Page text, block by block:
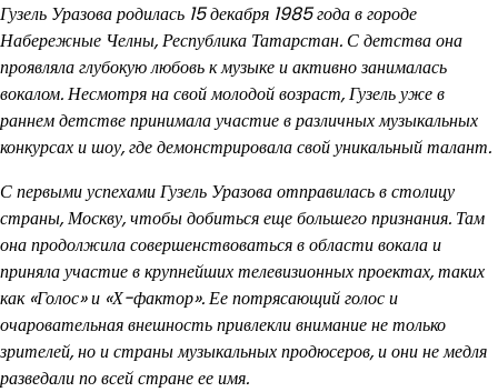
Гузель Уразова родилась 15 декабря 1985 года в городе
Набережные Челны, Республика Татарстан. С детства она
проявляла глубокую любовь к музыке и активно занималась
вокалом. Несмотря на свой молодой возраст, Гузель уже в
раннем детстве принимала участие в различных музыкальных
конкурсах и шоу, где демонстрировала свой уникальный талант.
С первыми успехами Гузель Уразова отправилась в столицу
страны, Москву, чтобы добиться еще большего признания. Там
она продолжила совершенствоваться в области вокала и
приняла участие в крупнейших телевизионных проектах, таких
как «Голос» и «Х-фактор». Ее потрясающий голос и
очаровательная внешность привлекли внимание не только
зрителей, но и страны музыкальных продюсеров, и они не медля
разведали по всей стране ее имя.